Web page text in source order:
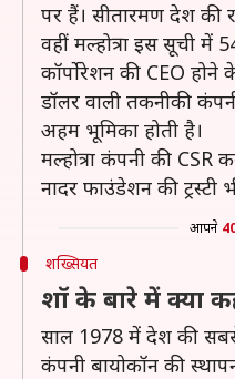
पर हैं। सीतारमण देश की
वहीं मल्होत्रा इस सूची में
कॉर्पोरेशन की CEO
डॉलर वाली तकनीकी
अहम भूमिका होती है।
मल्होत्रा कंपनी की
नादर फाउंडेशन की ट्रस्टी
आपने
शख्सियत
शॉ के बारे में क्या
साल 1978 में देश की सबसे
कंपनी बायोकॉन की